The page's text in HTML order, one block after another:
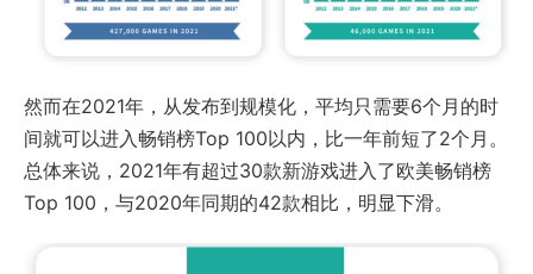
然而在2021年，从发布到规模化，平均只需要6个月的时
间就可以进入畅销榜Top 100以内，比一年前短了2个月。
总体来说，2021年有超过30款新游戏进入了欧美畅销榜
Top 100，与2020年同期的42款相比，明显下滑。